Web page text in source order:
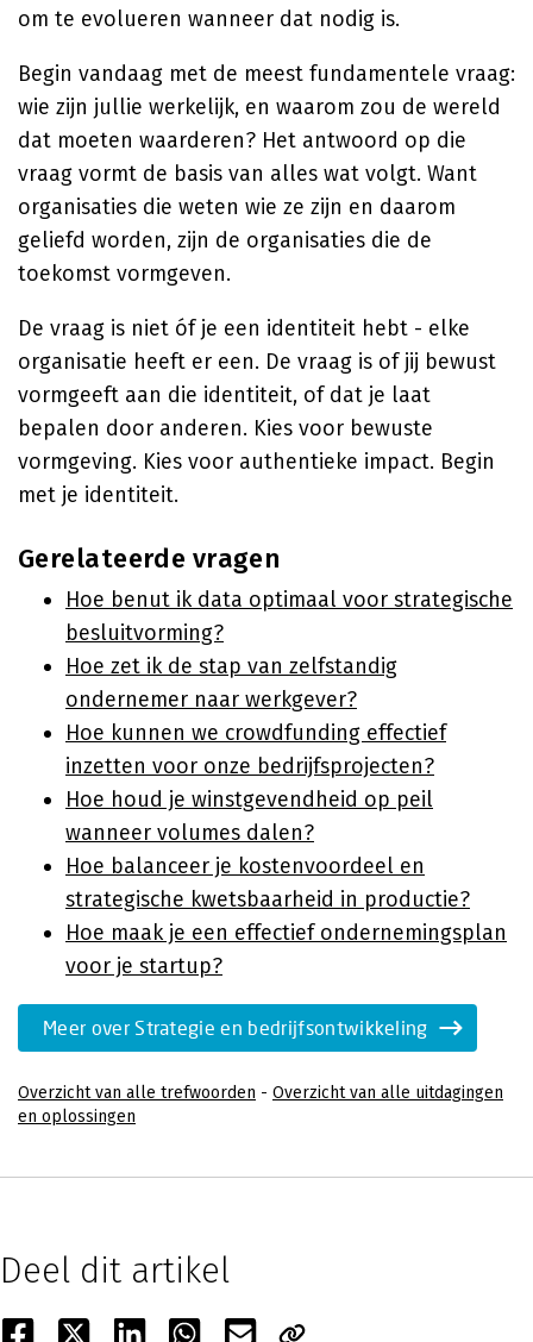
om te evolueren wanneer dat nodig is.
Begin vandaag met de meest fundamentele vraag:
wie zijn jullie werkelijk, en waarom zou de wereld
dat moeten waarderen? Het antwoord op die
vraag vormt de basis van alles wat volgt. Want
organisaties die weten wie ze zijn en daarom
geliefd worden, zijn de organisaties die de
toekomst vormgeven.
De vraag is niet óf je een identiteit hebt - elke
organisatie heeft er een. De vraag is of jij bewust
vormgeeft aan die identiteit, of dat je laat
bepalen door anderen. Kies voor bewuste
vormgeving. Kies voor authentieke impact. Begin
met je identiteit.
Gerelateerde vragen
Hoe benut ik data optimaal voor strategische
besluitvorming?
Hoe zet ik de stap van zelfstandig
ondernemer naar werkgever?
Hoe kunnen we crowdfunding effectief
inzetten voor onze bedrijfsprojecten?
Hoe houd je winstgevendheid op peil
wanneer volumes dalen?
Hoe balanceer je kostenvoordeel en
strategische kwetsbaarheid in productie?
Hoe maak je een effectief ondernemingsplan
voor je startup?
Meer over Strategie en bedrijfsontwikkeling
Overzicht van alle trefwoorden - Overzicht van alle uitdagingen
en oplossingen
Deel dit artikel